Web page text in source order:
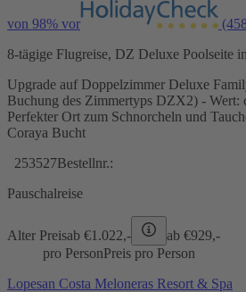
von 98% vor
8-tägige Flugreise, DZ Deluxe Poolseite
Upgrade auf Doppelzimmer Deluxe
Buchung des Zimmertyps DZX2) - Wert:
Perfekter Ort zum Schnorcheln und
Coraya Bucht
253527Bestellnr.:
Pauschalreise
Alter Preisab €1.022,- ab €929,-
pro PersonPreis pro Person
Lopesan Costa Meloneras Resort & Spa